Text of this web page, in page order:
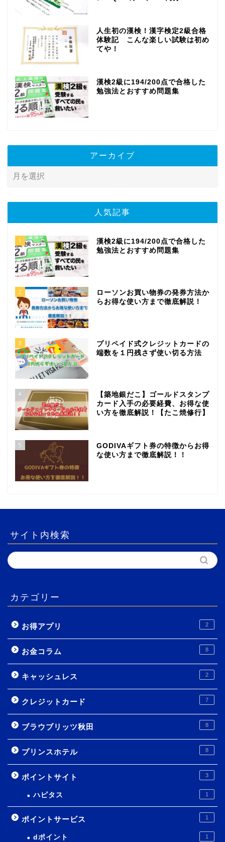
人生初の漢検！漢字検定2級合格
体験記 こんな楽しい試験は初め
てや！
漢検2級に194/200点で合格した
勉強法とおすすめ問題集
アーカイブ
人気記事
1
漢検2級に194/200点で合格した
勉強法とおすすめ問題集
2
ローソンお買い物券の発券方法か
らお得な使い方まで徹底解説！
3
プリペイド式クレジットカードの
端数を１円残さず使い切る方法
4
【築地銀だこ】ゴールドスタンプ
カード入手の必要経費、お得な使
い方を徹底解説！【たこ焼修行】
5
GODIVAギフト券の特徴からお得
な使い方まで徹底解説！！
サイト内検索
カテゴリー
お得アプリ 2
お金コラム 8
キャッシュレス 2
クレジットカード 7
ブラウブリッツ秋田 8
プリンスホテル 8
ポイントサイト 3
ハピタス 1
ポイントサービス 1
dポイント 1